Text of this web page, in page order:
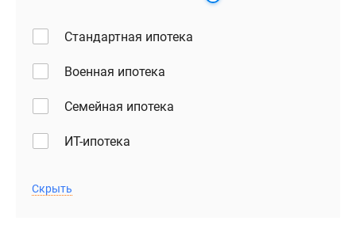
Стандартная ипотека
Военная ипотека
Семейная ипотека
ИТ-ипотека
Скрыть